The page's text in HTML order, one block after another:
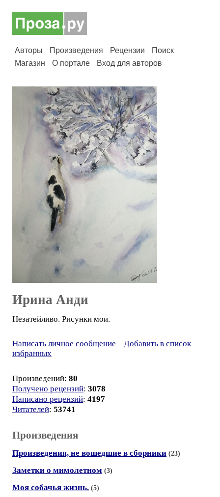
Авторы Произведения Рецензии
Поиск
Магазин
О портале Вход для авторов
Ирина Анди
Незатейливо. Рисунки мои.
Написать личное сообщение
Добавить в список
избранных
Произведений: 80
Получено рецензий: 3078
Написано рецензий: 4197
Читателей: 53741
Произведения
Произведения, не вошедшие в сборники (23)
Заметки о мимолетном (3)
Моя собачья жизнь. (5)